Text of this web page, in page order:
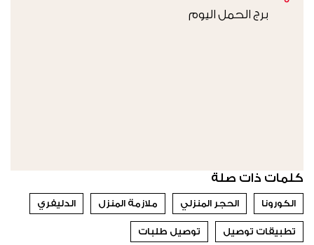
برج الحمل اليوم
كلمات ذات صلة
الكورونا الحجر المنزلي ملازمة المنزل الدليفري
تطبيقات توصيل توصيل طلبات